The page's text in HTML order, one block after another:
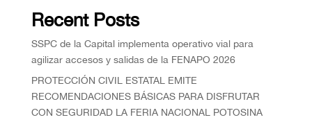
Recent Posts
SSPC de la Capital implementa operativo vial para
agilizar accesos y salidas de la FENAPO 2026
PROTECCIÓN CIVIL ESTATAL EMITE
RECOMENDACIONES BÁSICAS PARA DISFRUTAR
CON SEGURIDAD LA FERIA NACIONAL POTOSINA